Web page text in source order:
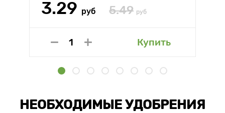
3.29 руб 5.49 руб
Купить
НЕОБХОДИМЫЕ УДОБРЕНИЯ